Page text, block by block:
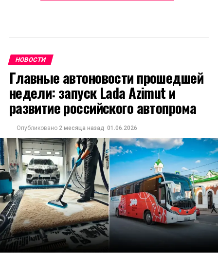
НОВОСТИ
Главные автоновости прошедшей
недели: запуск Lada Azimut и
развитие российского автопрома
Опубликовано 2 месяца назад 01.06.2026